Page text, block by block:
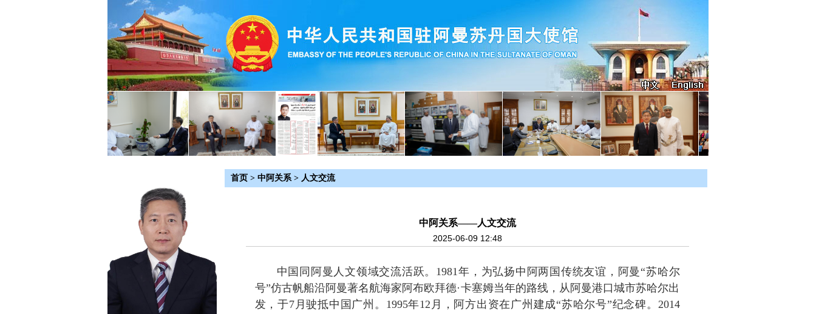
首页 > 中阿关系> 人文交流
中阿关系——人文交流
2025-06-09 12:48
中国同阿曼人文领域交流活跃。1981年，为弘扬中阿两国传统友谊，阿曼“苏哈尔
号”仿古帆船沿阿曼著名航海家阿布欧拜德·卡塞姆当年的路线，从阿曼港口城市苏哈尔出
发，于7月驶抵中国广州。1995年12月，阿方出资在广州建成“苏哈尔号”纪念碑。2014